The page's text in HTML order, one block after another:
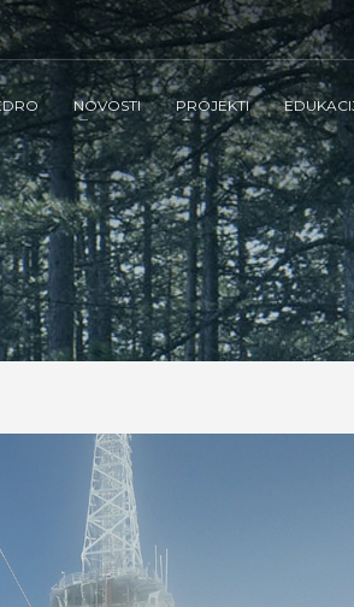
NOVOSTI PROJEKTI